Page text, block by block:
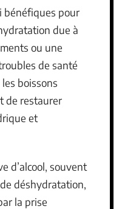
bénéfiques pour
due à
ou une
de santé
boissons
de restaurer
et
d’alcool, souvent
déshydratation,
la prise